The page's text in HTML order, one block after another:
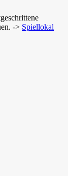
-> Spiellokal